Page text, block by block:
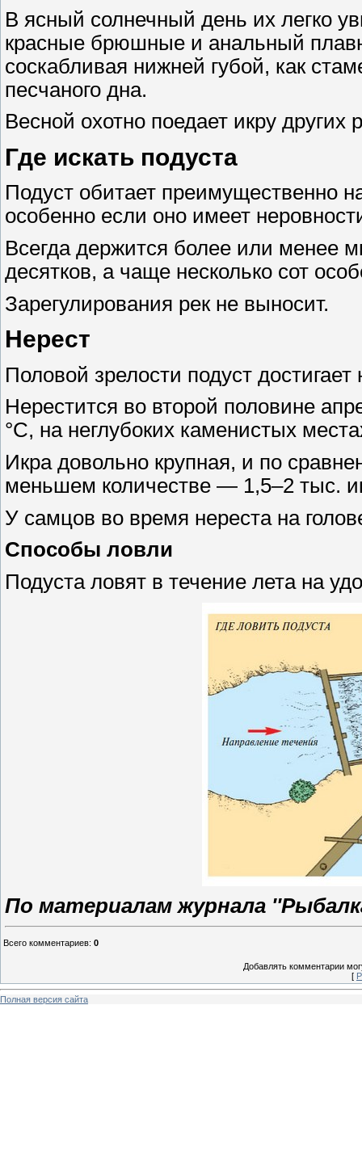
В ясный солнечный день их легко
красные брюшные и анальный
соскабливая нижней губой, как
песчаного дна.
Весной охотно поедает икру других
Где искать подуста
Подуст обитает преимущественно
особенно если оно имеет
Всегда держится более или менее
десятков, а чаще несколько сот
Зарегулирования рек не выносит.
Нерест
Половой зрелости подуст
Нерестится во второй половине
°C, на неглубоких каменистых
Икра довольно крупная, и по
меньшем количестве — 1,5–2 тыс.
У самцов во время нереста на
Способы ловли
Подуста ловят в течение лета на
По материалам журнала
Всего комментариев: 0
Добавлять комментарии
[
Полная версия сайта